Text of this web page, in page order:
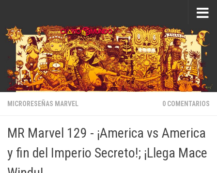
MICRORESEÑAS MARVEL 0 COMENTARIOS
MR Marvel 129 - ¡America vs America
y fin del Imperio Secreto!; ¡Llega Mace